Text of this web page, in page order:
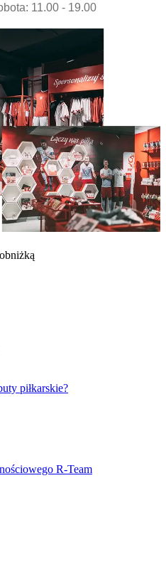
11.00 - 19.00
piłkarskie?
R-Team